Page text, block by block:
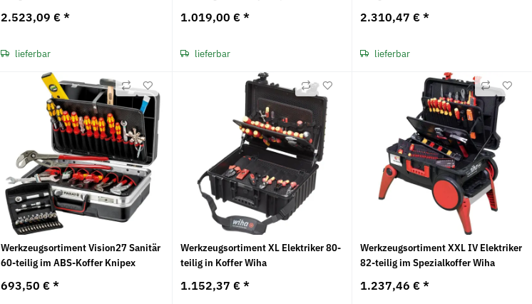
2.523,09 €*
lieferbar
1.019,00 €*
lieferbar
2.310,47 €*
lieferbar
Werkzeugsortiment Vision27 Sanitär
60-teilig im ABS-Koffer Knipex
693,50 €*
Werkzeugsortiment XL Elektriker 80-
teilig in Koffer Wiha
1.152,37 €*
Werkzeugsortiment XXL IV Elektriker
82-teilig im Spezialkoffer Wiha
1.237,46 €*